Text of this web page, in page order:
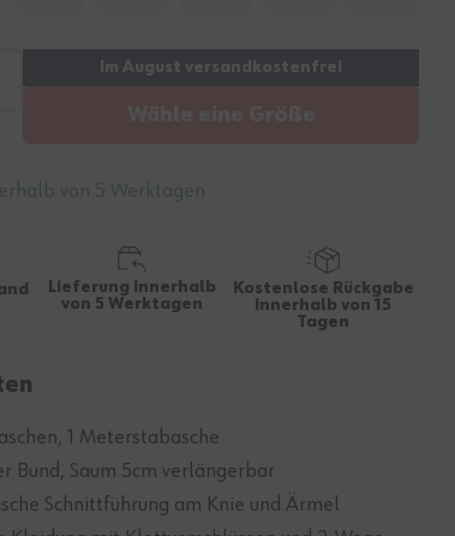
von 5 Werktagen
Lieferung innerhalb
von 5 Werktagen
Kostenlose Rückgabe
innerhalb von 15
Tagen
1 Meterstabasche
Bund, Saum 5cm verlängerbar
Schnittführung am Knie und Ärmel